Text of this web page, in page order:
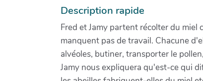
Description rapide
Fred et Jamy partent récolter du
manquent pas de travail. Chacune
alvéoles, butiner, transporter le
Jamy nous expliquera qu'est-ce qui